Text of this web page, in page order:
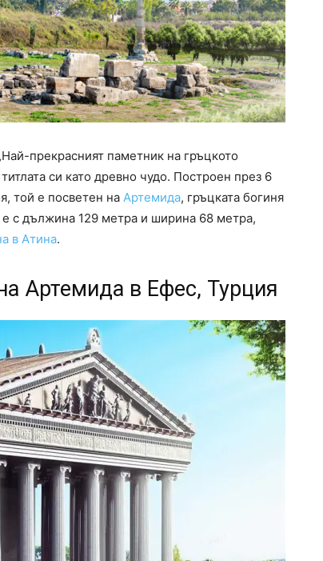
прекрасният паметник на гръцкото
си като древно чудо. Построен през 6
той е посветен на Артемида, гръцката богиня
с дължина 129 метра и ширина 68 метра,
в Атина.
Артемида в Ефес, Турция